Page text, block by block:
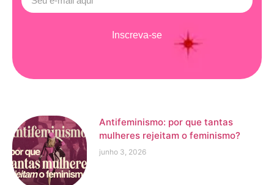
Inscreva-se
Antifeminismo: por que tantas
mulheres rejeitam o feminismo?
junho 3, 2026